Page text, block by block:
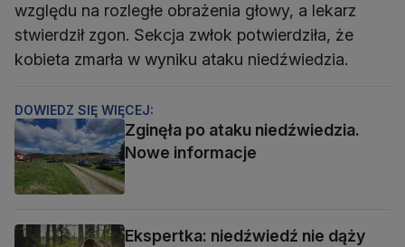
względu na rozległe obrażenia głowy, a lekarz
stwierdził zgon. Sekcja zwłok potwierdziła, że
kobieta zmarła w wyniku ataku niedźwiedzia.
DOWIEDZ SIĘ WIĘCEJ:
Zginęła po ataku niedźwiedzia.
Nowe informacje
Ekspertka: niedźwiedź nie dąży